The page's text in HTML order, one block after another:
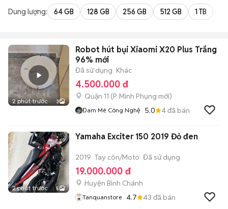
Dung lượng: 64 GB 128 GB 256 GB 512 GB 1 TB
2 phút trước 3
Robot hút bụi Xiaomi X20 Plus Trắng
96% mới
Đã sử dụng Khác
4.500.000 đ
Quận 11 (P. Minh Phụng mới)
Đam Mê Công Nghệ 5.0 4đã bán
2 phút trước 5
Yamaha Exciter 150 2019 Đỏ đen
2019 Tay côn/Moto Đã sử dụng
19.000.000 đ
Huyện Bình Chánh
Tanquanstore 4.7 43 đã bán